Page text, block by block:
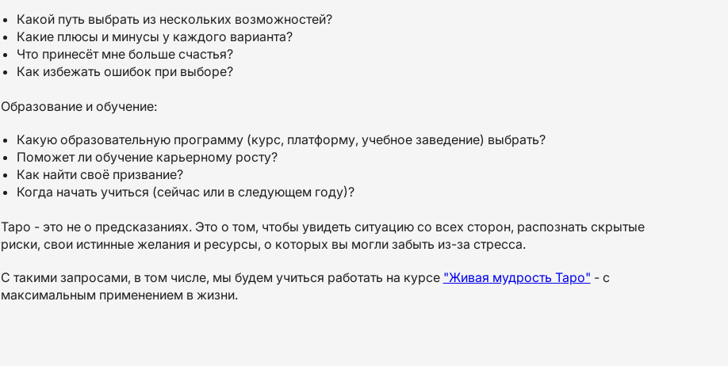
Какой путь выбрать из нескольких возможностей?
Какие плюсы и минусы у каждого варианта?
Что принесёт мне больше счастья?
Как избежать ошибок при выборе?
Образование и обучение:
Какую образовательную программу (курс, платформу, учебное заведение) выбрать?
Поможет ли обучение карьерному росту?
Как найти своё призвание?
Когда начать учиться (сейчас или в следующем году)?
Таро - это не о предсказаниях. Это о том, чтобы увидеть ситуацию со всех сторон, распознать скрытые
риски, свои истинные желания и ресурсы, о которых вы могли забыть из-за стресса.
С такими запросами, в том числе, мы будем учиться работать на курсе "Живая мудрость Таро" - с
максимальным применением в жизни.